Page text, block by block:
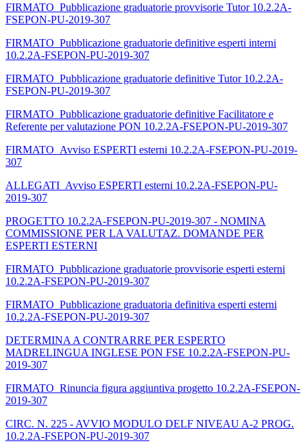
FIRMATO_Pubblicazione graduatorie provvisorie Tutor 10.2.2A-
FSEPON-PU-2019-307
FIRMATO_Pubblicazione graduatorie definitive esperti interni
10.2.2A-FSEPON-PU-2019-307
FIRMATO_Pubblicazione graduatorie definitive Tutor 10.2.2A-
FSEPON-PU-2019-307
FIRMATO_Pubblicazione graduatorie definitive Facilitatore e
Referente per valutazione PON 10.2.2A-FSEPON-PU-2019-307
FIRMATO_Avviso ESPERTI esterni 10.2.2A-FSEPON-PU-2019-
307
ALLEGATI_Avviso ESPERTI esterni 10.2.2A-FSEPON-PU-
2019-307
PROGETTO 10.2.2A-FSEPON-PU-2019-307 - NOMINA
COMMISSIONE PER LA VALUTAZ. DOMANDE PER
ESPERTI ESTERNI
FIRMATO_Pubblicazione graduatorie provvisorie esperti esterni
10.2.2A-FSEPON-PU-2019-307
FIRMATO_Pubblicazione graduatoria definitiva esperti esterni
10.2.2A-FSEPON-PU-2019-307
DETERMINA A CONTRARRE PER ESPERTO
MADRELINGUA INGLESE PON FSE 10.2.2A-FSEPON-PU-
2019-307
FIRMATO_Rinuncia figura aggiuntiva progetto 10.2.2A-FSEPON-
2019-307
CIRC. N. 225 - AVVIO MODULO DELF NIVEAU A-2 PROG.
10.2.2A-FSEPON-PU-2019-307